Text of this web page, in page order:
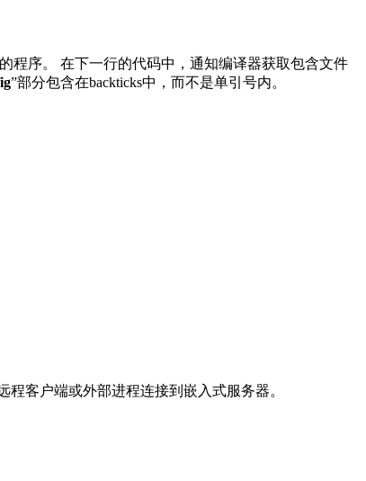
程序。 在下一行的代码中，通知编译器获取包含文件
”部分包含在backticks中，而不是单引号内。
客户端或外部进程连接到嵌入式服务器。